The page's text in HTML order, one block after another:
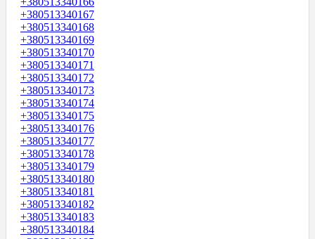
+380513340167
+380513340168
+380513340169
+380513340170
+380513340171
+380513340172
+380513340173
+380513340174
+380513340175
+380513340176
+380513340177
+380513340178
+380513340179
+380513340180
+380513340181
+380513340182
+380513340183
+380513340184